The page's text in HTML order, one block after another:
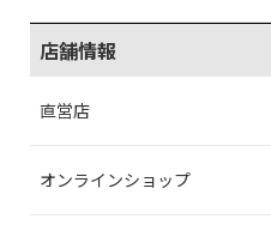
店舗情報
直営店
オンラインショップ